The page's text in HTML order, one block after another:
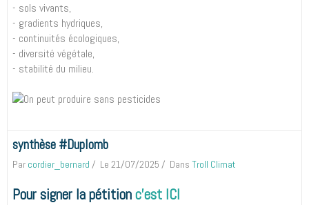
- sols vivants,
- gradients hydriques,
- continuités écologiques,
- diversité végétale,
- stabilité du milieu.
synthèse #Duplomb
Par cordier_bernard Le 21/07/2025 Dans Troll Climat
Pour signer la pétitionc'est ICI